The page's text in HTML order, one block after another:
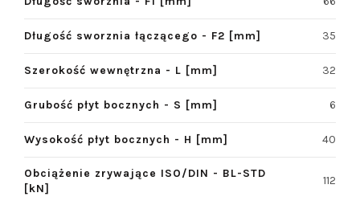
Długość sworznia łączącego - F2 [mm] 35
Szerokość wewnętrzna - L [mm] 32
Grubość płyt bocznych - S [mm] 6
Wysokość płyt bocznych - H [mm] 40
Obciążenie zrywające ISO/DIN - BL-STD
[kN]
112